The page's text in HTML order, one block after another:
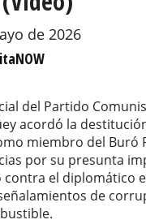
de 2026
del Partido
acordó la
miembro del Buró
por su presunta
contra el diplomático
de